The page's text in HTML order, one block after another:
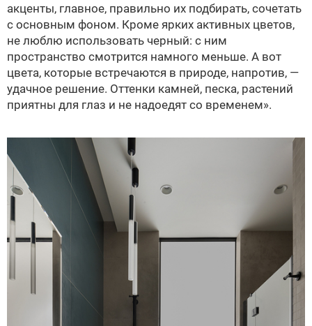
акценты, главное, правильно их подбирать, сочетать
с основным фоном. Кроме ярких активных цветов,
не люблю использовать черный: с ним
пространство смотрится намного меньше. А вот
цвета, которые встречаются в природе, напротив, —
удачное решение. Оттенки камней, песка, растений
приятны для глаз и не надоедят со временем».